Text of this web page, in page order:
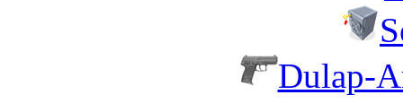
Dulap-